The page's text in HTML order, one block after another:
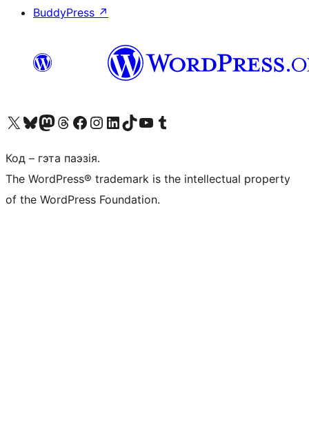
BuddyPress ↗
Наведайце наш акаўнт у X (былы Twitter)
Visit our Bluesky account
Visit our Mastodon account
Visit our Threads account
Наведаеце нашу старонку на Facebook
Наведайце наш Instagram
Наведайце нашу старонку ў LinkedIn
Visit our TikTok account
Наведайце наш YouTube каналVisit our Tumblr account
Код – гэта паэзія.
The WordPress® trademark is the intellectual property
of the WordPress Foundation.